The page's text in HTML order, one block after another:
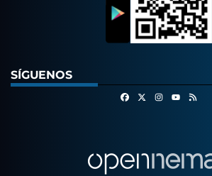
SÍGUENOS
FacebookInstagram